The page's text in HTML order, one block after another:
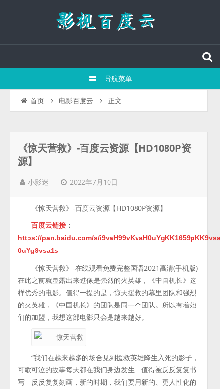
导航菜单
首页 电影百度云 正文
《惊天营救》-百度云资源【HD1080P资
源】
小影迷 2022年7月10日
《惊天营救》-百度云资源【HD1080P资源】
百度云链接 ：
https://pan.baidu.com/s/
0uYg9vsa1s
《惊天营救》-在线观看免费完整国语2021高清(手机版)
在此之前就显露出来过像是强烈的火英雄，《中国机长》这
样优秀的电影。值得一提的是，惊天援救的幕里团队和强烈
的火英雄，《中国机长》的团队是同一个团队。所以有着她
们的加盟，我想这部电影只会是越来越好。
“我们在越来越多的场合见到援救英雄降生入死的影子，
可歌可泣的故事每天都在我们身边发生，值得被反反复复书
写，反反复复刻画，新的时期，我们要用新的、更人性化的